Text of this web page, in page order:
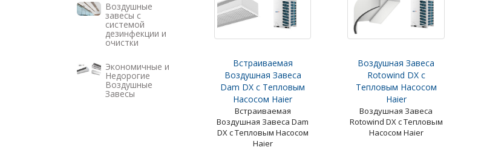
Воздушные
завесы с
системой
дезинфекции и
очистки
Экономичные и
Недорогие
Воздушные
Завесы
Встраиваемая
Воздушная Завеса
Dam DX с Тепловым
Насосом Haier
Встраиваемая
Воздушная Завеса Dam
DX с Тепловым Насосом
Haier
Воздушная Завеса
Rotowind DX с
Тепловым Насосом
Haier
Воздушная Завеса
Rotowind DX с Тепловым
Насосом Haier